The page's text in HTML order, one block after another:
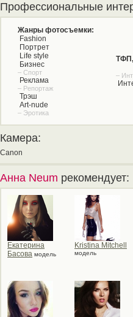
Профессиональные
Жанры фотосъемки:
Fashion
Портрет
Life style
Бизнес
– Спорт
Реклама
– Репортаж
Трэш
Art-nude
– Эротика
ТФП,
–
Камера:
Canon
Анна Neum рекомендует:
Екатерина
Басова модель
Kristina Mitchell
модель